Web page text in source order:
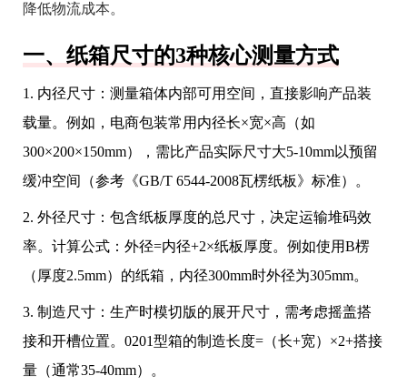
降低物流成本。
一、纸箱尺寸的3种核心测量方式
1. 内径尺寸：测量箱体内部可用空间，直接影响产品装
载量。例如，电商包装常用内径长×宽×高（如
300×200×150mm），需比产品实际尺寸大5-10mm以预留
缓冲空间（参考《GB/T 6544-2008瓦楞纸板》标准）。
2. 外径尺寸：包含纸板厚度的总尺寸，决定运输堆码效
率。计算公式：外径=内径+2×纸板厚度。例如使用B楞
（厚度2.5mm）的纸箱，内径300mm时外径为305mm。
3. 制造尺寸：生产时模切版的展开尺寸，需考虑摇盖搭
接和开槽位置。0201型箱的制造长度=（长+宽）×2+搭接
量（通常35-40mm）。